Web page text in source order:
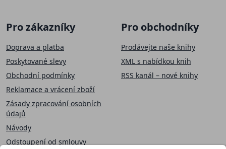
Pro zákazníky
Doprava a platba
Poskytované slevy
Obchodní podmínky
Reklamace a vrácení zboží
Zásady zpracování osobních
údajů
Návody
Odstoupení od smlouvy
Pro obchodníky
Prodávejte naše knihy
XML s nabídkou knih
RSS kanál – nové knihy